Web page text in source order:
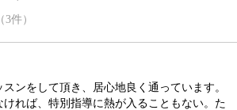
（3件）
ンをして頂き、居心地良く通っています。
れば、特別指導に熱が入ることもない。た